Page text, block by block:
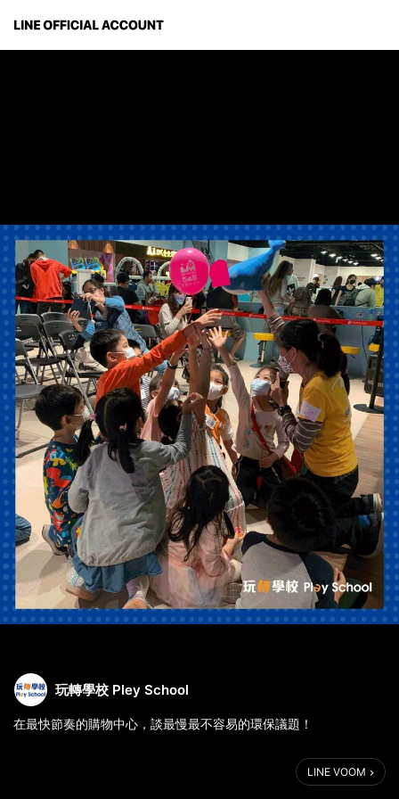
玩轉學校 Pley School
在最快節奏的購物中心，談最慢最不容易的環保議題！
嗨我是多多～今天換我跟大家分享，玩轉最近的故事。
LINE VOOM